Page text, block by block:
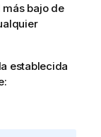
bajo de
establecida